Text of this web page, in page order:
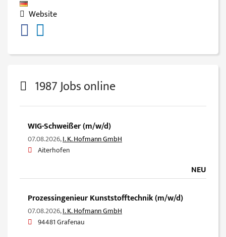
Website
1987 Jobs online
WIG-Schweißer (m/w/d)
07.08.2026,I. K. Hofmann GmbH
Aiterhofen
NEU
Prozessingenieur Kunststofftechnik (m/w/d)
07.08.2026,I. K. Hofmann GmbH
94481 Grafenau